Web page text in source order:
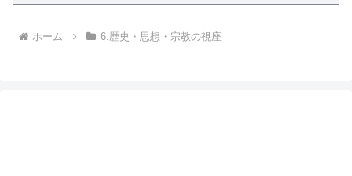
ホーム 6.歴史・思想・宗教の視座